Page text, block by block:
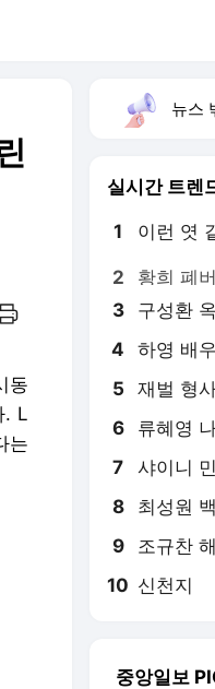
동
. L
는
뉴스
실시간 트렌
1 이런 엿
2 황희 폐
3 구성환
4 하영 배우
5 재벌 형
6 류혜영
7 샤이니
8 최성원
9 조규찬
10 신천지
중앙일보